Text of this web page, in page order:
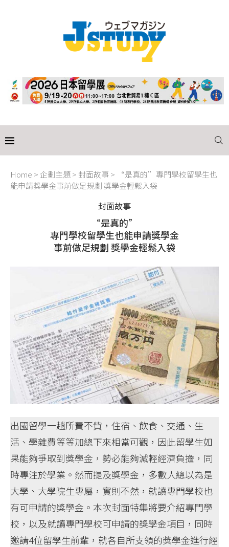
Home > 企劃主題> 封面故事>
“是真的”專門學校留學生也
能申請獎學金事前做足規劃 獎學金輕鬆入袋
封面故事
“是真的”
專門學校留學生也能申請獎學金
事前做足規劃 獎學金輕鬆入袋
出國留學一趟所費不貲，住宿、飲食、交通、生
活、學雜費等等加總下來相當可觀，因此留學生如
果能夠爭取到獎學金，勢必能夠減輕經濟負擔，同
時專注於學業。然而提及獎學金，多數人總以為是
大學、大學院生專屬，實則不然，就讀專門學校也
有可申請的獎學金。本次封面特集將要介紹專門學
校，以及就讀專門學校可申請的獎學金項目，同時
邀請4位留學生前輩，就各自所支領的獎學金進行經